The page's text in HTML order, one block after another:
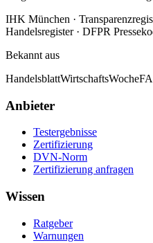
IHK München ·
Handelsregister · DFPR
Bekannt aus
HandelsblattWirtschaftsWoche
Anbieter
Testergebnisse
Zertifizierung
DVN-Norm
Zertifizierung anfragen
Wissen
Ratgeber
Warnungen